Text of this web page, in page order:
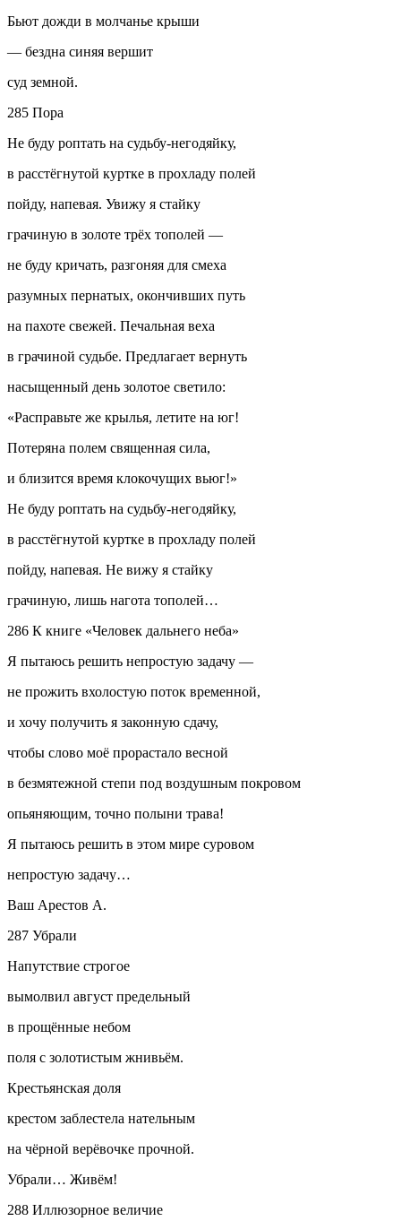
Бьют дожди в молчанье крыши
— бездна синяя вершит
суд земной.
285 Пора
Не буду роптать на судьбу-негодяйку,
в расстёгнутой куртке в прохладу полей
пойду, напевая. Увижу я стайку
грачиную в золоте трёх тополей —
не буду кричать, разгоняя для смеха
разумных пернатых, окончивших путь
на пахоте свежей. Печальная веха
в грачиной судьбе. Предлагает вернуть
насыщенный день золотое светило:
«Расправьте же крылья, летите на юг!
Потеряна полем священная сила,
и близится время клокочущих вьюг!»
Не буду роптать на судьбу-негодяйку,
в расстёгнутой куртке в прохладу полей
пойду, напевая. Не вижу я стайку
грачиную, лишь нагота тополей…
286 К книге «Человек дальнего неба»
Я пытаюсь решить непростую задачу —
не прожить вхолостую поток временной,
и хочу получить я законную сдачу,
чтобы слово моё прорастало весной
в безмятежной степи под воздушным покровом
опьяняющим, точно полыни трава!
Я пытаюсь решить в этом мире суровом
непростую задачу…
Ваш Арестов А.
287 Убрали
Напутствие строгое
вымолвил август предельный
в прощённые небом
поля с золотистым жнивьём.
Крестьянская доля
крестом заблестела нательным
на чёрной верёвочке прочной.
Убрали… Живём!
288 Иллюзорное величие